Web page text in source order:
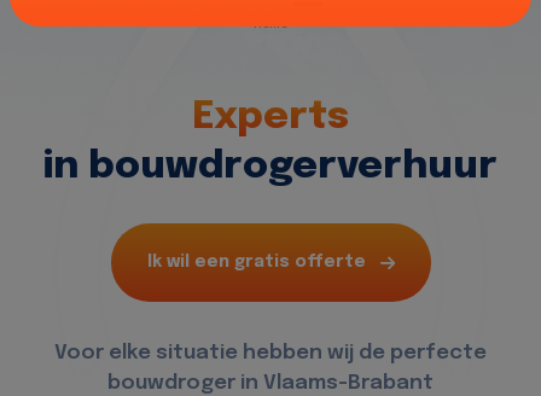
Home
Experts
in bouwdrogerverhuur
Ik wil een gratis offerte
Voor elke situatie hebben wij de perfecte
bouwdroger in Vlaams-Brabant